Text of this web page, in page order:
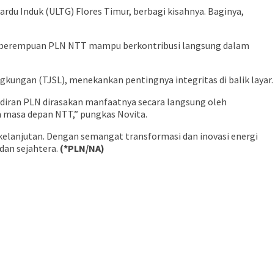
Induk (ULTG) Flores Timur, berbagi kisahnya. Baginya,
PLN NTT mampu berkontribusi langsung dalam
(TJSL), menekankan pentingnya integritas di balik layar.
PLN dirasakan manfaatnya secara langsung oleh
depan NTT,” pungkas Novita.
Dengan semangat transformasi dan inovasi energi
sejahtera. (*PLN/NA)